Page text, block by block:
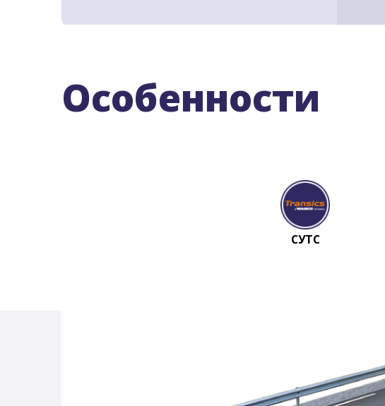
Особенности
СУТС